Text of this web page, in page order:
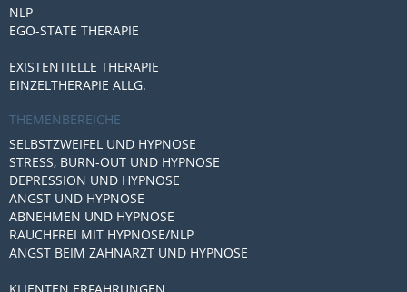
NLP
EGO-STATE THERAPIE
EXISTENTIELLE THERAPIE
EINZELTHERAPIE ALLG.
THEMENBEREICHE
SELBSTZWEIFEL UND HYPNOSE
STRESS, BURN-OUT UND HYPNOSE
DEPRESSION UND HYPNOSE
ANGST UND HYPNOSE
ABNEHMEN UND HYPNOSE
RAUCHFREI MIT HYPNOSE/NLP
ANGST BEIM ZAHNARZT UND HYPNOSE